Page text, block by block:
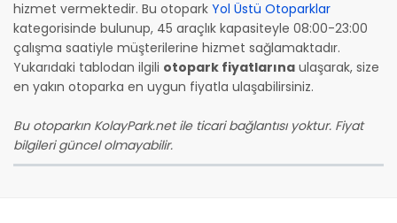
hizmet vermektedir. Bu otopark Yol Üstü Otoparklar
kategorisinde bulunup, 45 araçlık kapasiteyle 08:00-23:00
çalışma saatiyle müşterilerine hizmet sağlamaktadır.
Yukarıdaki tablodan ilgili otopark fiyatlarına ulaşarak, size
en yakın otoparka en uygun fiyatla ulaşabilirsiniz.
Bu otoparkın KolayPark.net ile ticari bağlantısı yoktur. Fiyat
bilgileri güncel olmayabilir.